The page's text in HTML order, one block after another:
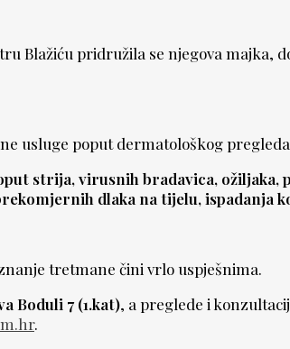
Blažiću pridružila se njegova majka,
usluge poput dermatološkog
strija, virusnih bradavica, ožiljaka,
dlaka na tijelu, ispadanja
tretmane čini vrlo uspješnima.
Boduli 7 (1.kat), a preglede i
.